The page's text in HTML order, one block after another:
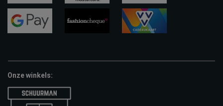
visa
apple-
pay
Onze winkels: